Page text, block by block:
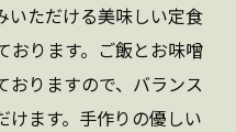
いただける美味しい定食
おります。ご飯とお味噌
おりますので、バランス
けます。手作りの優しい